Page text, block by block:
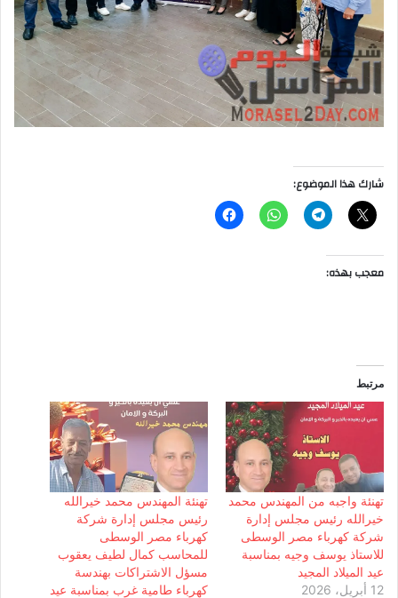
شارك هذا الموضوع:
معجب بهذه:
مرتبط
تهنئة واجبه من المهندس محمد
خيرالله رئيس مجلس إدارة
شركة كهرباء مصر الوسطى
للاستاذ يوسف وجيه بمناسبة
عيد الميلاد المجيد
12 أبريل، 2026
تهنئة المهندس محمد خيرالله
رئيس مجلس إدارة شركة
كهرباء مصر الوسطى
للمحاسب كمال لطيف يعقوب
مسؤل الاشتراكات بهندسة
كهرباء طامية غرب بمناسبة عيد